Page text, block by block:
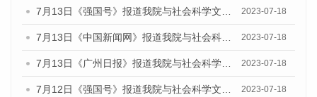
7月13日《强国号》报道我院与社会科学文献出版社联合发布了《广州蓝皮书：广州城乡融合发展报告（2023）》的媒体文章 2023-07-18
7月13日《中国新闻网》报道我院与社会科学文献出版社联合发布了《广州蓝皮书：广州经济发展报告（2023）》的媒体文章 2023-07-18
7月13日《广州日报》报道我院与社会科学文献出版社联合发布了《广州蓝皮书：广州经济发展报告（2023）》的媒体文章 2023-07-18
7月12日《强国号》报道我院与社会科学文献出版社联合发布的《广州蓝皮书：广州经济发展报告（2023）》的媒体文章 2023-07-18